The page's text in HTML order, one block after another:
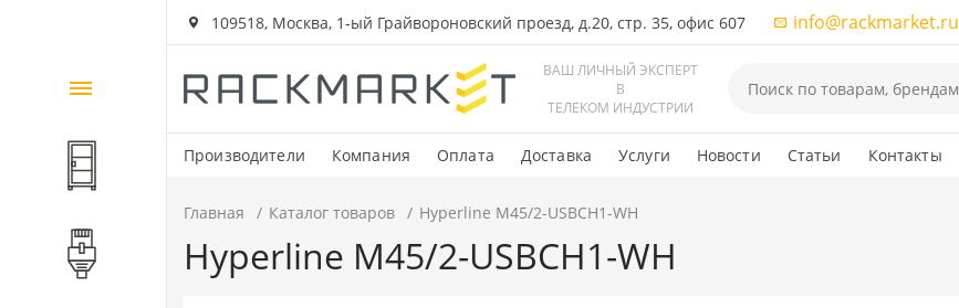
109518, Москва, 1-ый Грайвороновский проезд, д.20, стр. 35, офис 607 info@rackmarket.ru
ВАШ ЛИЧНЫЙ ЭКСПЕРТ
В
ТЕЛЕКОМ ИНДУСТРИИ
Производители Компания Оплата Доставка Услуги Новости Статьи Контакты
Каталог
товаров
Шкафы и стойки
Компоненты СКС
Главная Каталог товаров Hyperline M45/2-USBCH1-WH
Hyperline M45/2-USBCH1-WH